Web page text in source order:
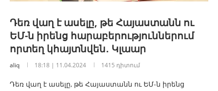
Դեռ վաղ է ասելը, թե Հայաստանն ու
ԵՄ-ն իրենց հարաբերություններում
որտեղ կհայտնվեն․ Կլաար
aliq 18:18 | 11.04.2024 1415 դիտում
Դեռ վաղ է ասելը, թե Հայաստանն ու ԵՄ-ն իրենց